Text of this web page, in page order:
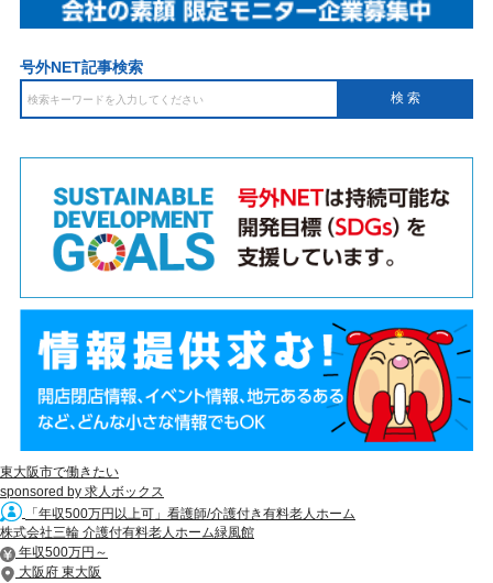
号外NET記事検索
東大阪市で働きたい
sponsored by 求人ボックス
「年収500万円以上可」看護師/介護付き有料老人ホーム
株式会社三輪 介護付有料老人ホーム緑風館
年収500万円～
大阪府 東大阪